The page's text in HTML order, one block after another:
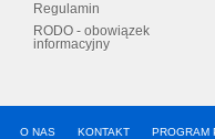
Regulamin
RODO - obowiązek
informacyjny
O NAS KONTAKT PROGRAM